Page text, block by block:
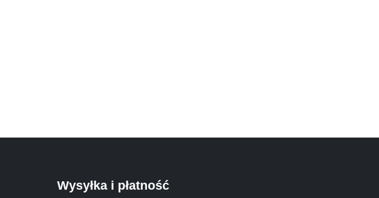
Wysyłka i płatność